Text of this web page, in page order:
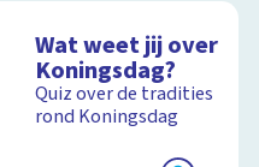
Wat weet jij over
Koningsdag?
Quiz over de tradities
rond Koningsdag